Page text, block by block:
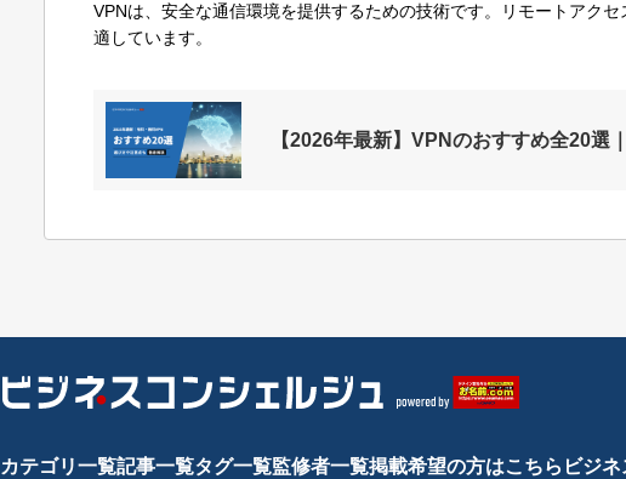
VPNは、安全な通信環境を提供するための技術です。リモートアク
適しています。
【2026年最新】VPNのおすすめ全20選
カテゴリ一覧記事一覧タグ一覧監修者一覧掲載希望の方はこちら ビジ